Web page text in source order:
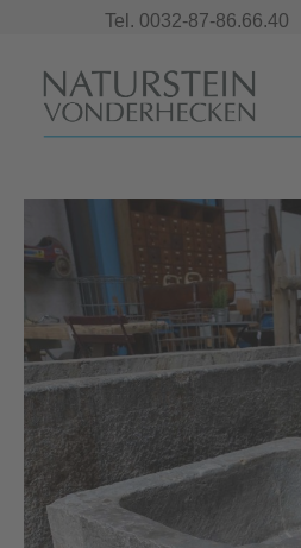
Tel. 0032-87-86.66.40